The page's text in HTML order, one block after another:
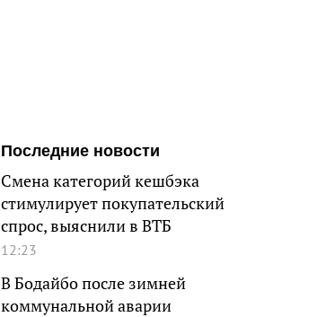
Последние новости
Смена категорий кешбэка
стимулирует покупательский
спрос, выяснили в ВТБ
12:23
В Бодайбо после зимней
коммунальной аварии